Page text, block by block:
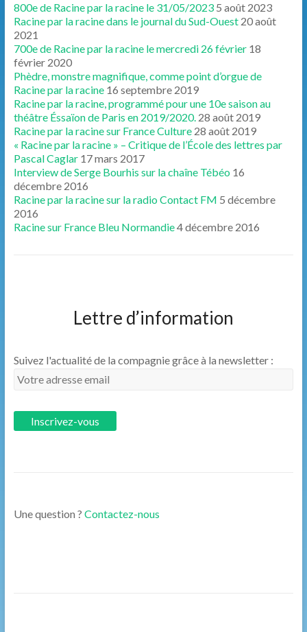
800e de Racine par la racine le 31/05/2023 5 août 2023
Racine par la racine dans le journal du Sud-Ouest 20 août
2021
700e de Racine par la racine le mercredi 26 février 18
février 2020
Phèdre, monstre magnifique, comme point d’orgue de
Racine par la racine 16 septembre 2019
Racine par la racine, programmé pour une 10e saison au
théâtre Éssaïon de Paris en 2019/2020. 28 août 2019
Racine par la racine sur France Culture 28 août 2019
« Racine par la racine » – Critique de l’École des lettres par
Pascal Caglar 17 mars 2017
Interview de Serge Bourhis sur la chaîne Tébéo 16
décembre 2016
Racine par la racine sur la radio Contact FM 5 décembre
2016
Racine sur France Bleu Normandie4 décembre 2016
Lettre d’information
Suivez l'actualité de la compagnie grâce à la newsletter :
Une question ? Contactez-nous